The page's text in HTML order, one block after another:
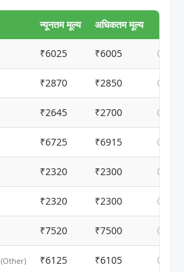
न्यूनतम मूल्य अधिकतम मूल्य
₹6025 ₹6005 ⓘ
₹2870 ₹2850 ⓘ
₹2645 ₹2700 ⓘ
₹6725 ₹6915 ⓘ
₹2320 ₹2300 ⓘ
₹2320 ₹2300 ⓘ
₹7520 ₹7500 ⓘ
(Other) ₹6125 ₹6105 ⓘ